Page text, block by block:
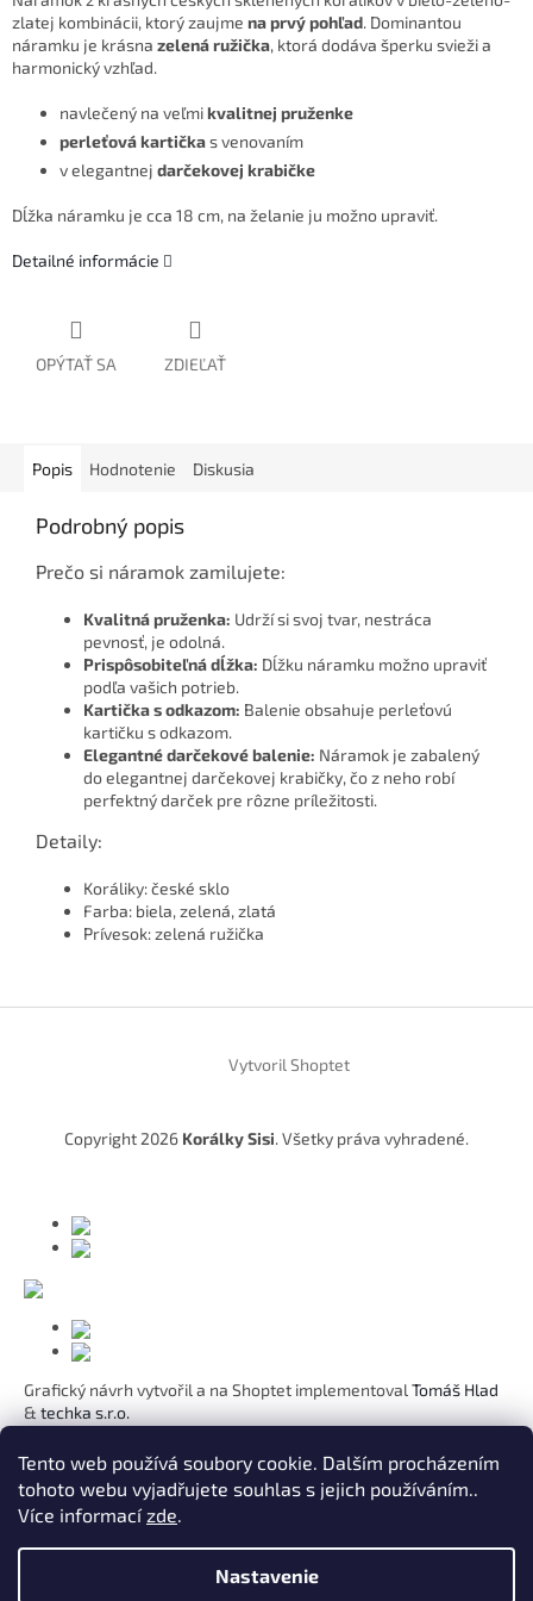
Tento web používá soubory cookie. Dalším procházením
tohoto webu vyjadřujete souhlas s jejich používáním..
Více informacízde.
Nastavenie
zlatej kombinácii, ktorý zaujme na prvý pohľad. Dominantou
náramku je krásna zelená ružička, ktorá dodáva šperku svieži a
harmonický vzhľad.
navlečený na veľmikvalitnej pruženke
perleťová kartičkas venovaním
v elegantnej darčekovej krabičke
Dĺžka náramku je cca 18 cm, na želanie ju možno upraviť.
Detailné informácie
OPÝTAŤ SA ZDIEĽAŤ
Popis Hodnotenie Diskusia
Podrobný popis
Prečo si náramok zamilujete:
Kvalitná pruženka: Udrží si svoj tvar, nestráca
pevnosť, je odolná.
Prispôsobiteľná dĺžka: Dĺžku náramku možno upraviť
podľa vašich potrieb.
Kartička s odkazom: Balenie obsahuje perleťovú
kartičku s odkazom.
Elegantné darčekové balenie: Náramok je zabalený
do elegantnej darčekovej krabičky, čo z neho robí
perfektný darček pre rôzne príležitosti.
Detaily:
Koráliky: české sklo
Farba: biela, zelená, zlatá
Prívesok: zelená ružička
Vytvoril Shoptet
Copyright 2026 Korálky Sisi. Všetky práva vyhradené.
Grafický návrh vytvořil a na Shoptet implementoval Tomáš Hlad
& techka s.r.o.
Koho chcete obdarovat?
Pre mamičku
Pre moju lásku
Pre dcéru